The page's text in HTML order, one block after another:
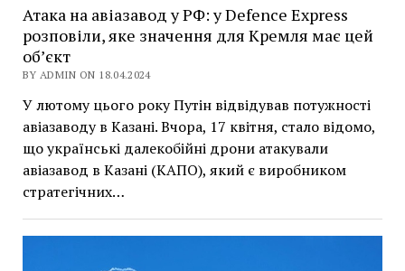
Атака на авіазавод у РФ: у Defence Express
розповіли, яке значення для Кремля має цей
об’єкт
BY ADMIN ON 18.04.2024
У лютому цього року Путін відвідував потужності
авіазаводу в Казані. Вчора, 17 квітня, стало відомо,
що українські далекобійні дрони атакували
авіазавод в Казані (КАПО), який є виробником
стратегічних…